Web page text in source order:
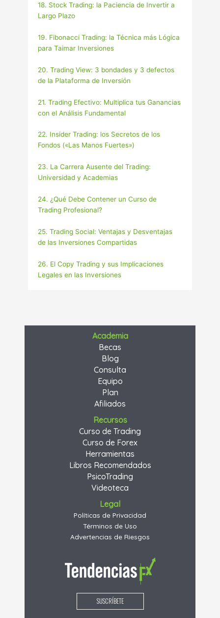
18. Stock Trading: la Paciencia de Invertir a
Largo Plazo
19. Fibonacci Trading: la Técnica más Lógica
para Taimar Inversiones
20. Trading View: 3 bondades y 3 defectos
de la Plataforma de Inversión
21. Trading Efectivo: Multiplica tus Ganancias
con el Análisis Fundamental
22. Insider Trading: los Secretos de los
Fondos («Las Manos Fuertes»)
23. La Carrera Ausente del Trading:
Universidad y Academias
24. ¿Qué Debe Contener un Curso de
Trading Profesional?
25. Trading Social: Ventajas y Desventajas
de las Inversiones Compartidas
26. El Copy Trading y sus Implicaciones
Legales en las Inversiones
Academia
Becas
Blog
Consulta
Equipo
Plan
Afiliados
Recursos
Curso de Trading
Curso de Forex
Herramientas
Libros Recomendados
PsicoTrading
Videoteca
Legal
Políticas de Privacidad
Términos de Uso
Advertencias de Riesgos
SUSCRÍBETE